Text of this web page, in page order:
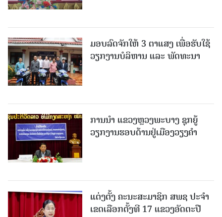
ມອບລົດຈັກໃຫ້ 3 ຕາແສງ ເພື່ອຮັບໃຊ້
ວຽກງານບໍລິຫານ ແລະ ພັດທະນາ
ການນຳ ແຂວງຫຼວງພະບາງ ຊຸກຍູ້
ວຽກງານຮອບດ້ານຢູ່ເມືອງວຽງຄໍາ
ແຕ່ງຕັ້ງ ຄະນະສະມາຊິກ ສພຊ ປະຈຳ
ເຂດເລືອກຕັ້ງທີ 17 ແຂວງອັດຕະປື